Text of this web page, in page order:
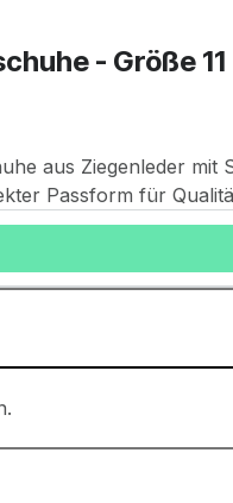
- Größe 11
aus Ziegenleder
Passform für